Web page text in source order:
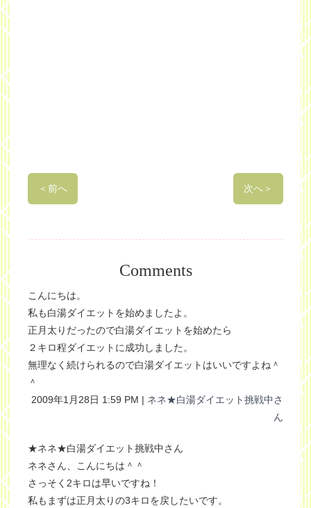
＜前へ 次へ＞
Comments
こんにちは。
私も白湯ダイエットを始めましたよ。
正月太りだったので白湯ダイエットを始めたら
２キロ程ダイエットに成功しました。
無理なく続けられるので白湯ダイエットはいいですよね＾
＾
2009年1月28日 1:59 PM | ネネ★白湯ダイエット挑戦中さ
ん
★ネネ★白湯ダイエット挑戦中さん
ネネさん、こんにちは＾＾
さっそく2キロは早いですね！
私もまずは正月太りの3キロを戻したいです。